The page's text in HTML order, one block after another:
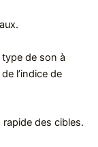
type de son à
l’indice de
rapide des cibles.